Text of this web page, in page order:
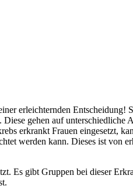
erleichternden Entscheidung!
gehen auf unterschiedliche
erkrankt Frauen eingesetzt,
werden kann. Dieses ist von
Es gibt Gruppen bei dieser